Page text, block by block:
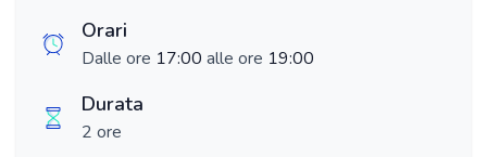
Orari
Dalle ore 17:00 alle ore 19:00
Durata
2 ore